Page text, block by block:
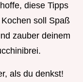
diese Tipps
soll Spaß
zauber deinem
als du denkst!